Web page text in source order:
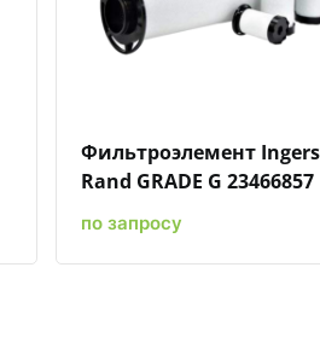
Быстрый просмотр
Добавить к
Фильтроэлемент
Rand GRADE G 23466857
по запросу